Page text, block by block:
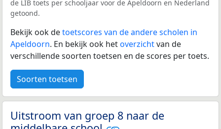
de LIB toets per schooljaar voor de Apeldoorn en Nederland
getoond.
Bekijk ook detoetscores van de andere scholen in
Apeldoorn. En bekijk ook hetoverzichtvan de
verschillende soorten toetsen en de scores per toets.
Soorten toetsen
Uitstroom van groep 8 naar de